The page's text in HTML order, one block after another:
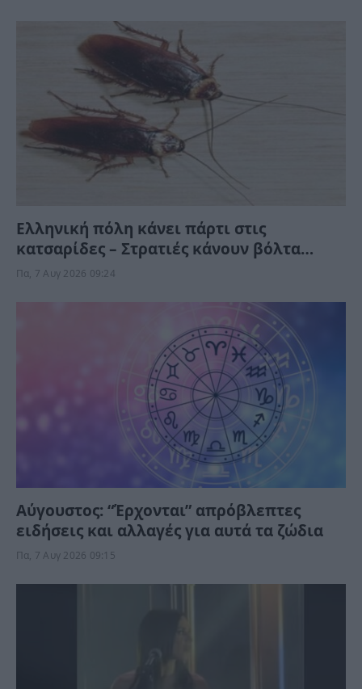
Ελληνική πόλη κάνει πάρτι στις
κατσαρίδες – Στρατιές κάνουν βόλτα
μέρα-νύχτα στους δρόμους (Βίντεο)
Πα, 7 Αυγ 2026 09:24
Αύγουστος: “Έρχονται” απρόβλεπτες
ειδήσεις και αλλαγές για αυτά τα ζώδια
Πα, 7 Αυγ 2026 09:15